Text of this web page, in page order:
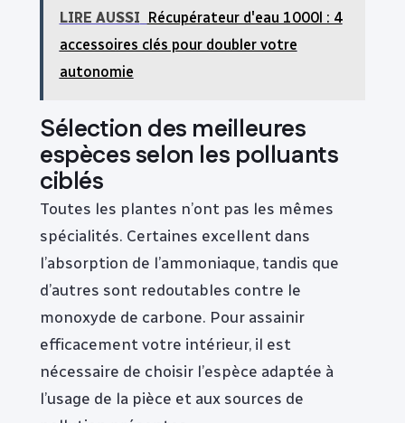
LIRE AUSSI Récupérateur d'eau 1000l : 4
accessoires clés pour doubler votre
autonomie
Sélection des meilleures
espèces selon les polluants
ciblés
Toutes les plantes n’ont pas les mêmes
spécialités. Certaines excellent dans
l’absorption de l’ammoniaque, tandis que
d’autres sont redoutables contre le
monoxyde de carbone. Pour assainir
efficacement votre intérieur, il est
nécessaire de choisir l’espèce adaptée à
l’usage de la pièce et aux sources de